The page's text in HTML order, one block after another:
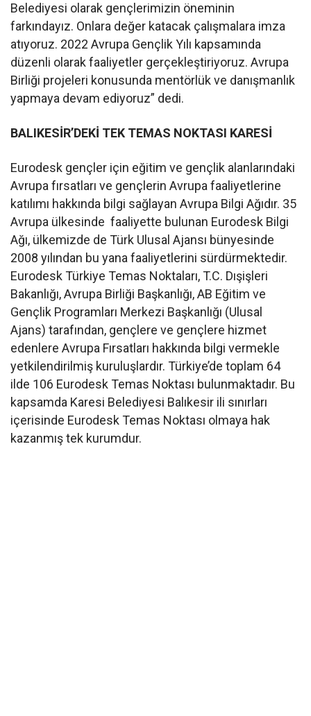
Belediyesi olarak gençlerimizin öneminin
farkındayız. Onlara değer katacak çalışmalara imza
atıyoruz. 2022 Avrupa Gençlik Yılı kapsamında
düzenli olarak faaliyetler gerçekleştiriyoruz. Avrupa
Birliği projeleri konusunda mentörlük ve danışmanlık
yapmaya devam ediyoruz” dedi.
BALIKESİR’DEKİ TEK TEMAS NOKTASI KARESİ
Eurodesk gençler için eğitim ve gençlik alanlarındaki
Avrupa fırsatları ve gençlerin Avrupa faaliyetlerine
katılımı hakkında bilgi sağlayan Avrupa Bilgi Ağıdır. 35
Avrupa ülkesinde faaliyette bulunan Eurodesk Bilgi
Ağı, ülkemizde de Türk Ulusal Ajansı bünyesinde
2008 yılından bu yana faaliyetlerini sürdürmektedir.
Eurodesk Türkiye Temas Noktaları, T.C. Dışişleri
Bakanlığı, Avrupa Birliği Başkanlığı, AB Eğitim ve
Gençlik Programları Merkezi Başkanlığı (Ulusal
Ajans) tarafından, gençlere ve gençlere hizmet
edenlere Avrupa Fırsatları hakkında bilgi vermekle
yetkilendirilmiş kuruluşlardır. Türkiye’de toplam 64
ilde 106 Eurodesk Temas Noktası bulunmaktadır. Bu
kapsamda Karesi Belediyesi Balıkesir ili sınırları
içerisinde Eurodesk Temas Noktası olmaya hak
kazanmış tek kurumdur.